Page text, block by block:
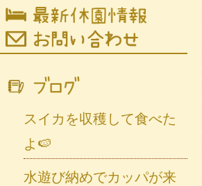
スイカを収穫して食べた
よ🍉
水遊び納めでカッパが来